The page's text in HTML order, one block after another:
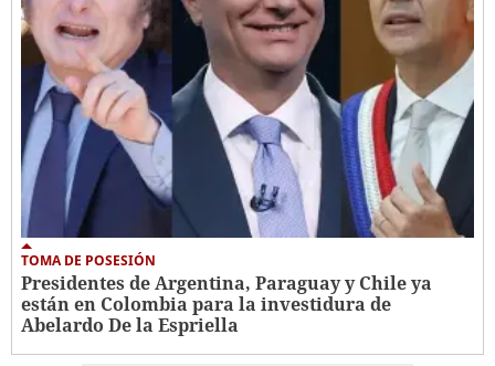
TOMA DE POSESIÓN
Presidentes de Argentina, Paraguay y Chile ya
están en Colombia para la investidura de
Abelardo De la Espriella